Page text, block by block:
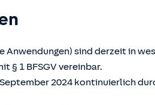
Anwendungen) sind derzeit in
§ 1 BFSGV vereinbar.
2024 kontinuierlich